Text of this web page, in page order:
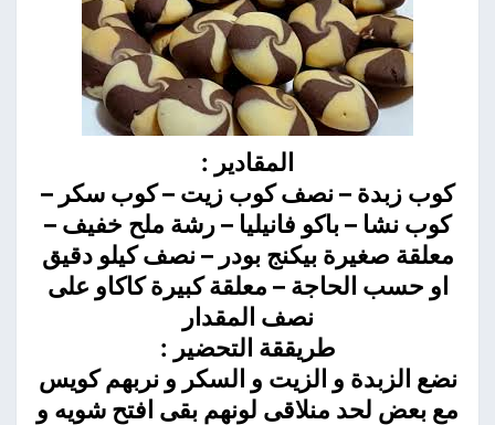
المقادير :
كوب زبدة – نصف كوب زيت – كوب سكر –
كوب نشا – باكو فانيليا – رشة ملح خفيف –
معلقة صغيرة بيكنج بودر – نصف كيلو دقيق
او حسب الحاجة – معلقة كبيرة كاكاو على
نصف المقدار
طريققة التحضير :
نضع الزبدة و الزيت و السكر و نربهم كويس
مع بعض لحد منلاقى لونهم بقى افتح شويه و